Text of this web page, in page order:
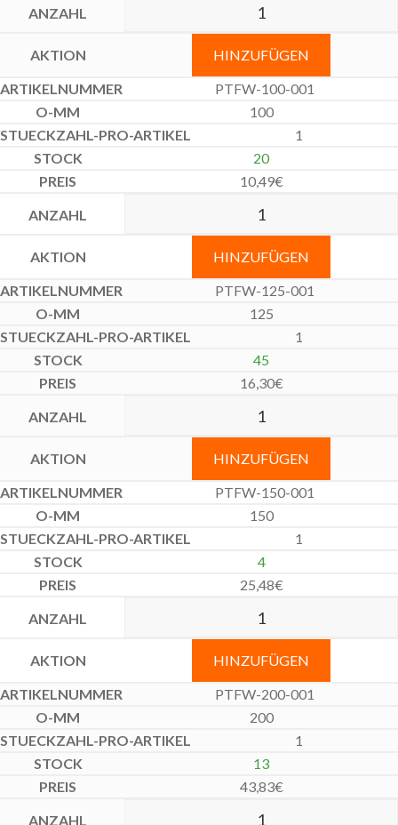
HINZUFÜGEN
PTFW-100-001
100
1
20
10,49€
HINZUFÜGEN
PTFW-125-001
125
1
45
16,30€
HINZUFÜGEN
PTFW-150-001
150
1
4
25,48€
HINZUFÜGEN
PTFW-200-001
200
1
13
43,83€